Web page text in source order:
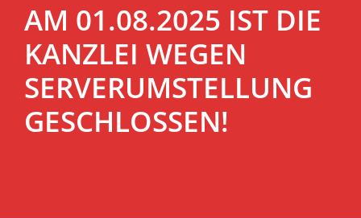
AM 01.08.2025 IST DIE
KANZLEI WEGEN
SERVERUMSTELLUNG
GESCHLOSSEN!